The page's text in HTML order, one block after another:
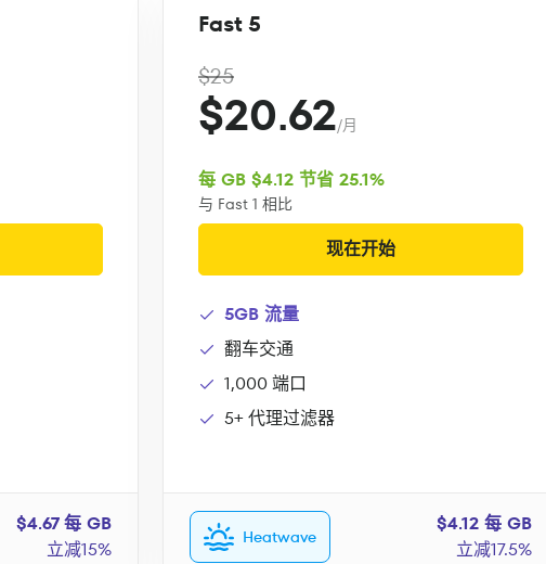
$4.67 每 GB
立减15%
Fast 5
$25
$20.62/月
每 GB $4.12 节省 25.1%
与 Fast 1 相比
现在开始
5GB 流量
翻车交通
1,000 端口
5+ 代理过滤器
Heatwave
$4.12 每 GB
立减17.5%